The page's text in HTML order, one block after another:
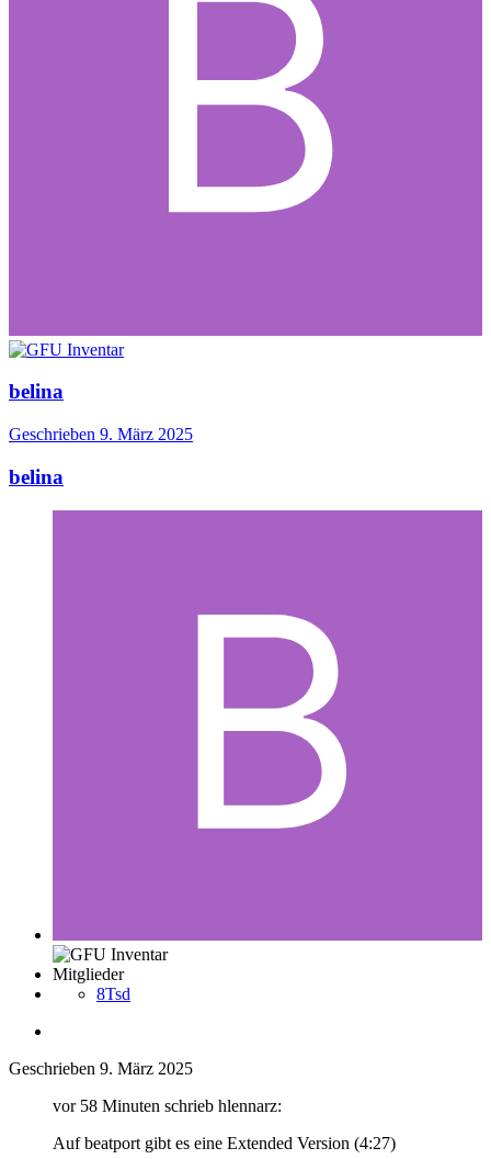
belina
Geschrieben 9. März 2025
belina
Mitglieder
8Tsd
Geschrieben 9. März 2025
vor 58 Minuten schrieb hlennarz:
Auf beatport gibt es eine Extended Version (4:27)